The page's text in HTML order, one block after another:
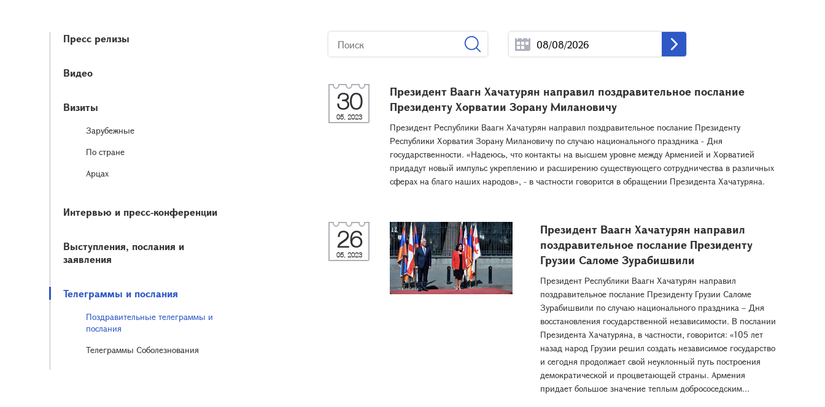
Пресс релизы
Видео
Визиты
Зарубежные
По стране
Арцах
Интервью и пресс-конференции
Выступления, послания и
заявления
Телеграммы и послания
Поздравительные телеграммы и
послания
Телеграммы Соболезнования
30
05, 2023
Президент Ваагн Хачатурян направил поздравительное послание
Президенту Хорватии Зорану Милановичу
Президент Республики Ваагн Хачатурян направил поздравительное послание Президенту
Республики Хорватия Зорану Милановичу по случаю национального праздника - Дня
государственности. «Надеюсь, что контакты на высшем уровне между Арменией и Хорватией
придадут новый импульс укреплению и расширению существующего сотрудничества в различных
сферах на благо наших народов», - в частности говорится в обращении Президента Хачатуряна.
26
05, 2023
Президент Ваагн Хачатурян направил
поздравительное послание Президенту
Грузии Саломе Зурабишвили
Президент Республики Ваагн Хачатурян направил
поздравительное послание Президенту Грузии Саломе
Зурабишвили по случаю национального праздника – Дня
восстановления государственной независимости. В послании
Президента Хачатуряна, в частности, говорится: «105 лет
назад народ Грузии решил создать независимое государство
и сегодня продолжает свой неуклонный путь построения
демократической и процветающей страны. Армения
придает большое значение теплым добрососедским...